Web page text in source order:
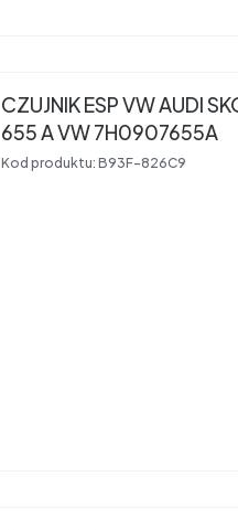
CZUJNIK ESP VW AUDI
655 A VW 7H0907655A
Kod produktu: B93F-826C9